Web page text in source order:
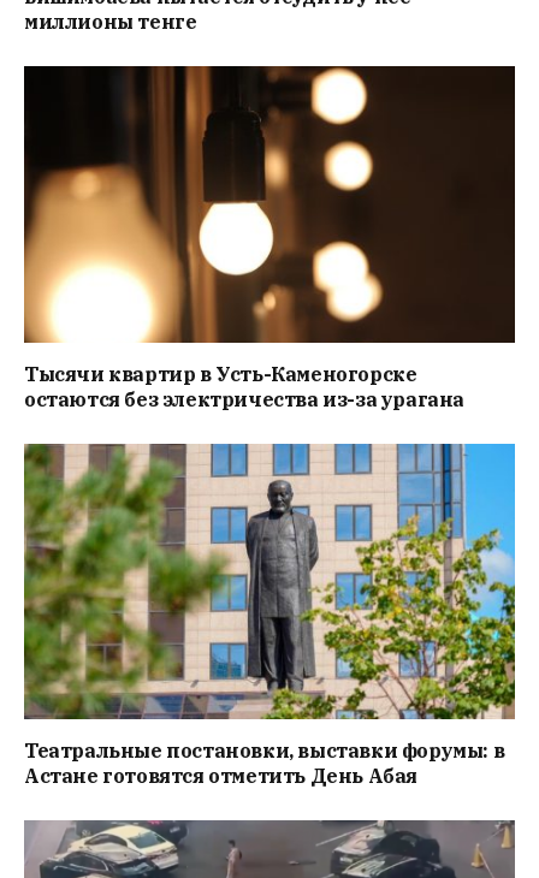
миллионы тенге
Тысячи квартир в Усть-Каменогорске
остаются без электричества из-за урагана
Театральные постановки, выставки форумы: в
Астане готовятся отметить День Абая